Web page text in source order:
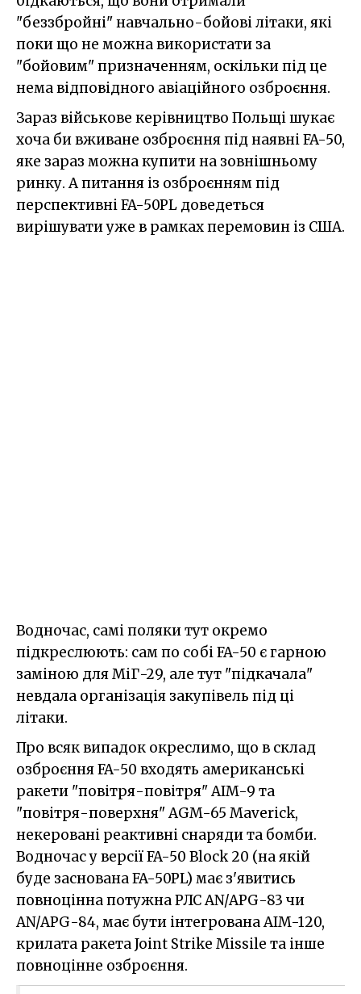
"беззбройні" навчально-бойові літаки, які
поки що не можна використати за
"бойовим" призначенням, оскільки під це
нема відповідного авіаційного озброєння.
Зараз військове керівництво Польщі шукає
хоча би вживане озброєння під наявні FA-50,
яке зараз можна купити на зовнішньому
ринку. А питання із озброєнням під
перспективні FA-50PL доведеться
вирішувати уже в рамках перемовин із США.
Водночас, самі поляки тут окремо
підкреслюють: сам по собі FA-50 є гарною
заміною для МіГ-29, але тут "підкачала"
невдала організація закупівель під ці
літаки.
Про всяк випадок окреслимо, що в склад
озброєння FA-50 входять американські
ракети "повітря-повітря" AIM-9 та
"повітря-поверхня" AGM-65 Maveriсk,
некеровані реактивні снаряди та бомби.
Водночас у версії FA-50 Block 20 (на якій
буде заснована FA-50PL) має з'явитись
повноцінна потужна РЛС AN/APG-83 чи
AN/APG-84, має бути інтегрована AIM-120,
крилата ракета Joint Strike Missile та інше
повноцінне озброєння.